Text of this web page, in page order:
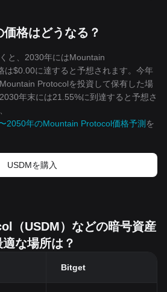
格はどうなる？
と、2030年にはMountain
は$0.00に達すると予想されます。今年
Protocolを投資して保有した場
年末には21.55%に到達すると予想さ
2050年のMountain Protocol価格予測 を
USDMを‌購入
（USDM）などの暗号資産
な場所は？
Bitget